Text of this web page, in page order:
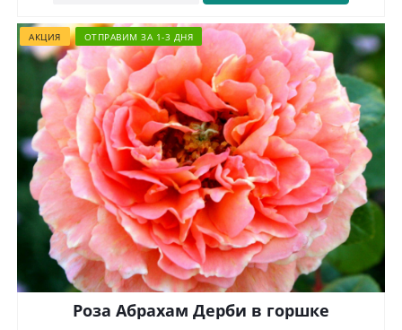
АКЦИЯ ОТПРАВИМ ЗА 1-3 ДНЯ
Роза Абрахам Дерби в горшке